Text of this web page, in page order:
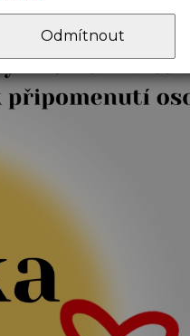
Odmítnout